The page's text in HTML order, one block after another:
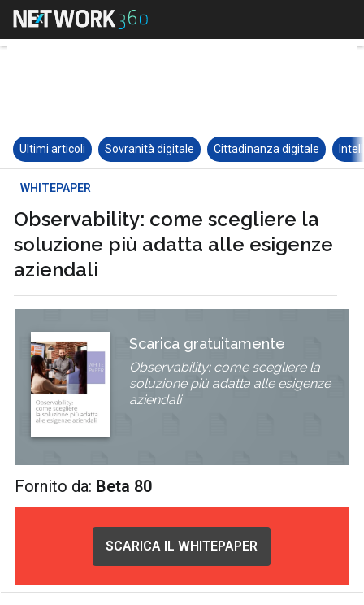
Ultimi articoli Sovranità digitale Cittadinanza digitale
WHITEPAPER
Observability: come scegliere la
soluzione più adatta alle esigenze
aziendali
Scarica gratuitamente
Observability: come scegliere la
soluzione più adatta alle esigenze
aziendali
Fornito da: Beta 80
SCARICA IL WHITEPAPER